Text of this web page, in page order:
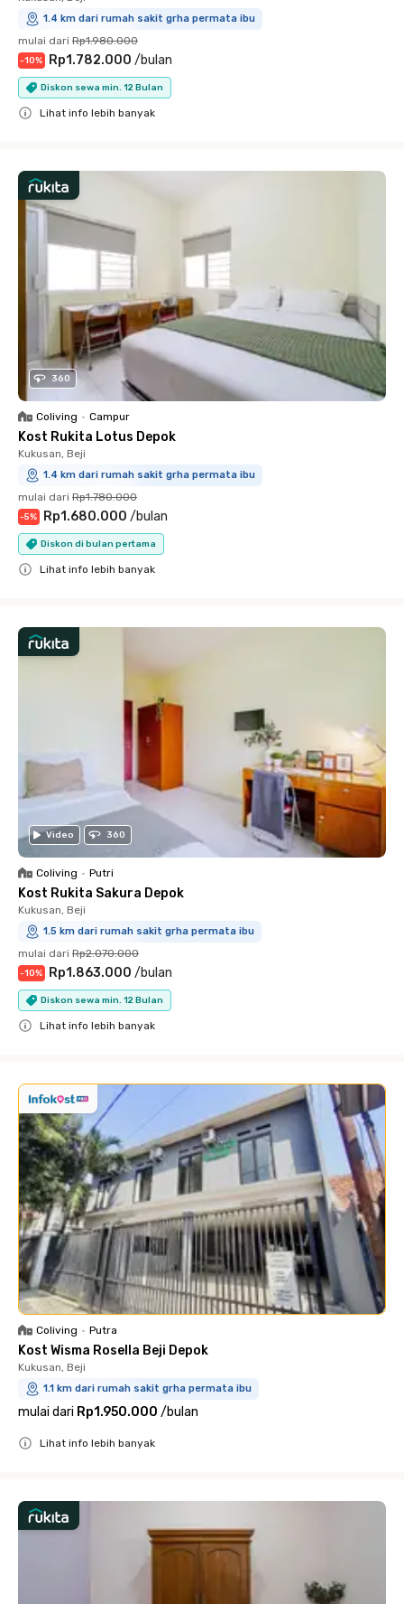
1.4 km dari rumah sakit grha permata ibu
mulai dari Rp1.980.000
-10% Rp1.782.000 /bulan
Diskon sewa min. 12 Bulan
Lihat info lebih banyak
360
Coliving • Campur
Kost Rukita Lotus Depok
Kukusan, Beji
1.4 km dari rumah sakit grha permata ibu
mulai dari Rp1.780.000
-5% Rp1.680.000 /bulan
Diskon di bulan pertama
Lihat info lebih banyak
Video 360
Coliving • Putri
Kost Rukita Sakura Depok
Kukusan, Beji
1.5 km dari rumah sakit grha permata ibu
mulai dari Rp2.070.000
-10% Rp1.863.000 /bulan
Diskon sewa min. 12 Bulan
Lihat info lebih banyak
Coliving • Putra
Kost Wisma Rosella Beji Depok
Kukusan, Beji
1.1 km dari rumah sakit grha permata ibu
mulai dari Rp1.950.000 /bulan
Lihat info lebih banyak